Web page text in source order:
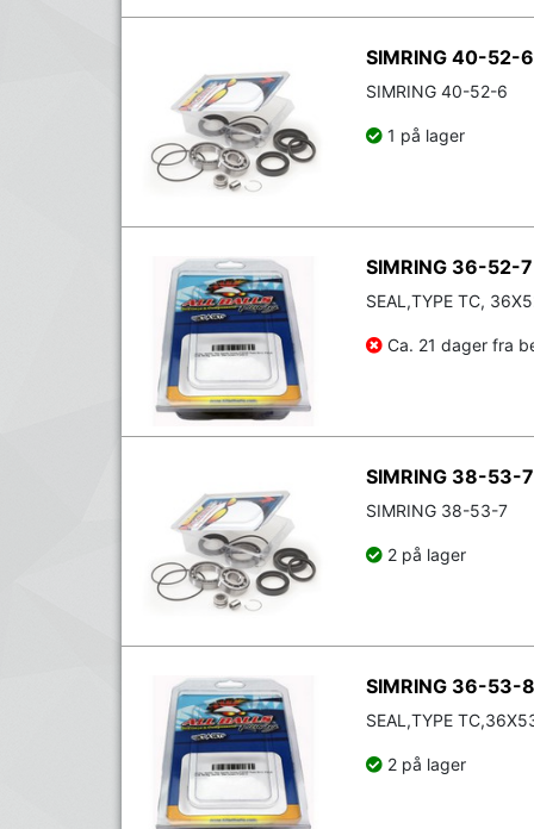
SIMRING 40-52-6
SIMRING 40-52-6
1 på lager
SIMRING 36-52-7
SEAL,TYPE TC,
Ca. 21 dager fra
SIMRING 38-53-7
SIMRING 38-53-7
2 på lager
SIMRING 36-53-8
SEAL,TYPE
2 på lager